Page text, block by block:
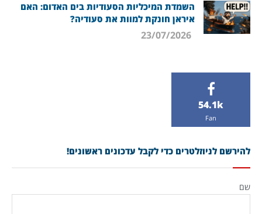
השמדת המיכליות הסעודיות בים האדום: האם
איראן חונקת למוות את סעודיה?
54.1k
Fan
להירשם לניוזלטרים כדי לקבל עדכונים ראשונים!
שם